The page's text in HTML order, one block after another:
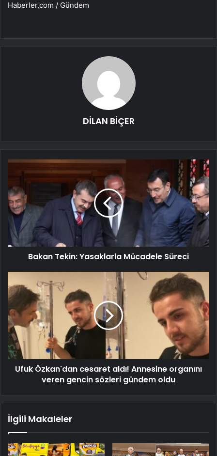
Haberler.com / Gündem
DİLAN BİÇER
Bakan Tekin: Yasaklarla Mücadele Süreci
Ufuk Özkan'dan cesaret aldı! Annesine organını
veren gencin sözleri gündem oldu
İlgili Makaleler